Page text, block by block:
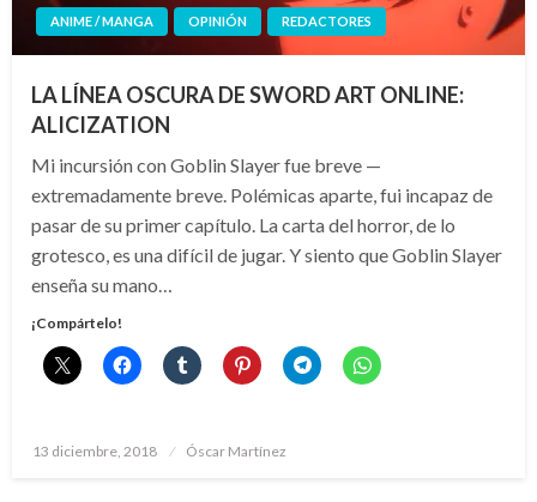
ANIME / MANGA OPINIÓN REDACTORES
LA LÍNEA OSCURA DE SWORD ART ONLINE:
ALICIZATION
Mi incursión con Goblin Slayer fue breve —
extremadamente breve. Polémicas aparte, fui incapaz de
pasar de su primer capítulo. La carta del horror, de lo
grotesco, es una difícil de jugar. Y siento que Goblin Slayer
enseña su mano…
¡Compártelo!
Publicado
13 diciembre, 2018 Óscar Martínez